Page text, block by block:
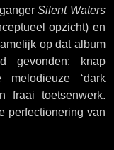
Silent Waters
opzicht) en
op dat album
gevonden: knap
melodieuze ‘dark
fraai toetsenwerk.
perfectionering van